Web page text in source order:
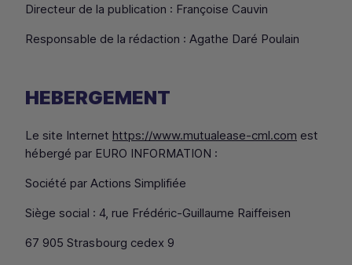
Directeur de la publication : Françoise Cauvin
Responsable de la rédaction : Agathe Daré Poulain
HEBERGEMENT
Le site Internet https://www.mutualease-cml.com est
hébergé par EURO INFORMATION :
Société par Actions Simplifiée
Siège social : 4, rue Frédéric-Guillaume Raiffeisen
67 905 Strasbourg cedex 9